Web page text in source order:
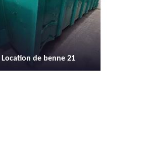
et débarras entreprise et
locaux industriel 21